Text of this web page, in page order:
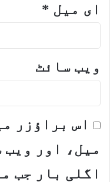
ای میل *
ویب‌ سائٹ
اس براؤزر
میل، اور
اگلی بار جب